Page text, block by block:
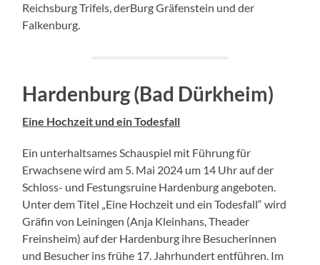
Reichsburg Trifels, derBurg Gräfenstein und der
Falkenburg.
Hardenburg (Bad Dürkheim)
Eine Hochzeit und ein Todesfall
Ein unterhaltsames Schauspiel mit Führung für
Erwachsene wird am 5. Mai 2024 um 14 Uhr auf der
Schloss- und Festungsruine Hardenburg angeboten.
Unter dem Titel „Eine Hochzeit und ein Todesfall“ wird
Gräfin von Leiningen (Anja Kleinhans, Theader
Freinsheim) auf der Hardenburg ihre Besucherinnen
und Besucher ins frühe 17. Jahrhundert entführen. Im